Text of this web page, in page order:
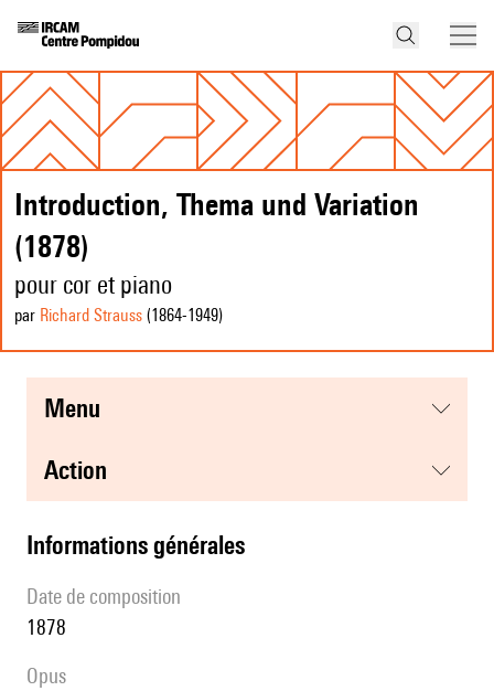
Introduction, Thema und Variation
(1878)
pour cor et piano
par Richard Strauss (1864-1949)
menu
action
informations générales
date de composition
1878
Opus